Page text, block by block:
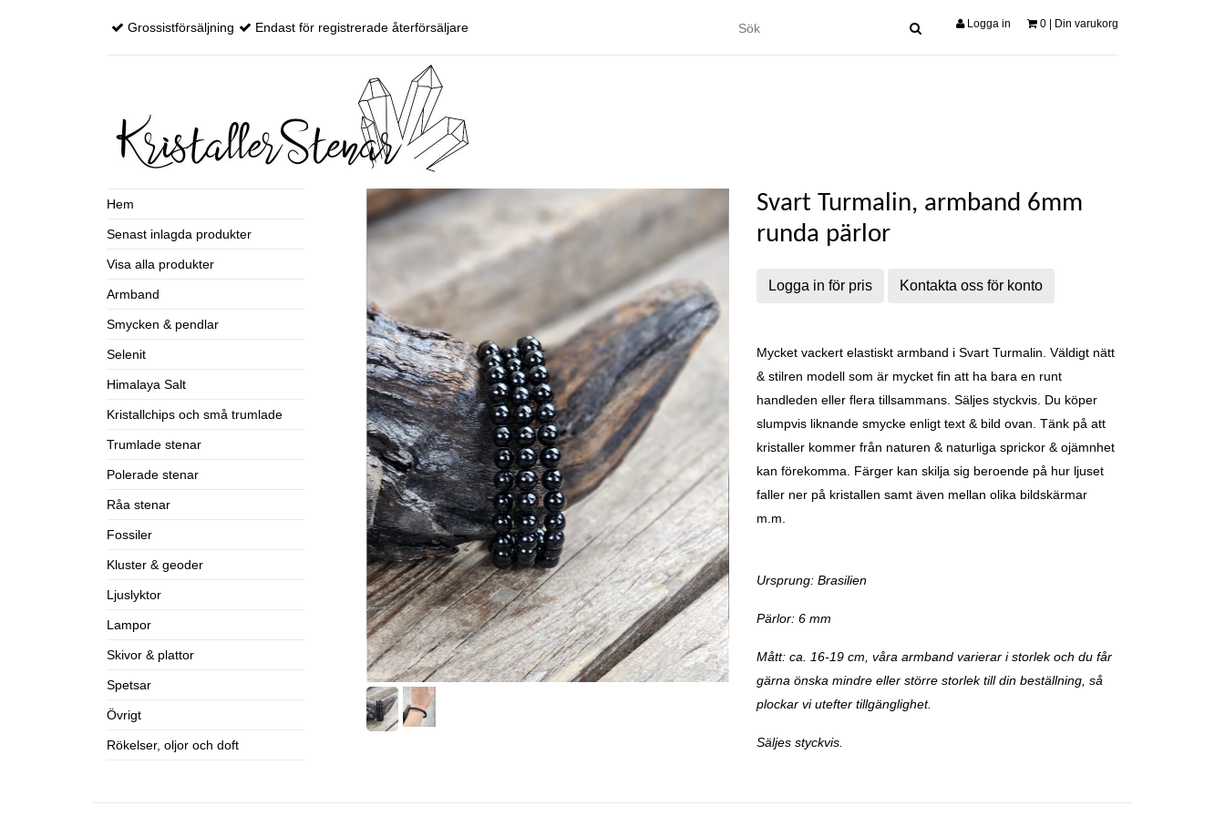
Grossistförsäljning Endast för registrerade återförsäljare Logga in 0 | Din varukorg
Hem
Senast inlagda produkter
Visa alla produkter
Armband
Smycken & pendlar
Selenit
Himalaya Salt
Kristallchips och små trumlade
Trumlade stenar
Polerade stenar
Råa stenar
Fossiler
Kluster & geoder
Ljuslyktor
Lampor
Skivor & plattor
Spetsar
Övrigt
Rökelser, oljor och doft
Svart Turmalin, armband 6mm
runda pärlor
Logga in för pris Kontakta oss för konto
Mycket vackert elastiskt armband i Svart Turmalin. Väldigt nätt
& stilren modell som är mycket fin att ha bara en runt
handleden eller flera tillsammans. Säljes styckvis. Du köper
slumpvis liknande smycke enligt text & bild ovan. Tänk på att
kristaller kommer från naturen & naturliga sprickor & ojämnhet
kan förekomma. Färger kan skilja sig beroende på hur ljuset
faller ner på kristallen samt även mellan olika bildskärmar
m.m.
Ursprung: Brasilien
Pärlor: 6 mm
Mått: ca. 16-19 cm, våra armband varierar i storlek och du får
gärna önska mindre eller större storlek till din beställning, så
plockar vi utefter tillgänglighet.
Säljes styckvis.